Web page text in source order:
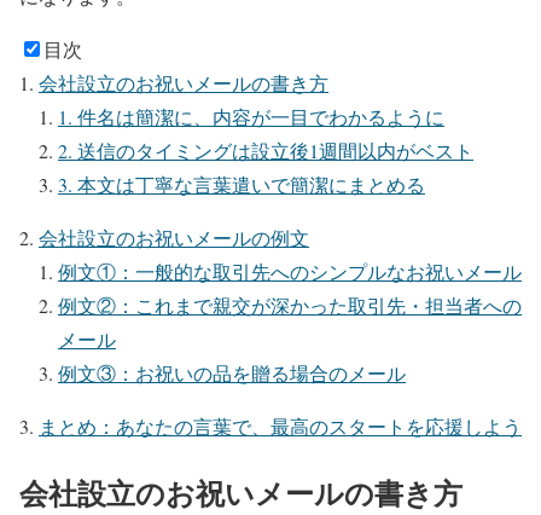
目次
会社設立のお祝いメールの書き方
1. 件名は簡潔に、内容が一目でわかるように
2. 送信のタイミングは設立後1週間以内がベスト
3. 本文は丁寧な言葉遣いで簡潔にまとめる
会社設立のお祝いメールの例文
例文①：一般的な取引先へのシンプルなお祝いメール
例文②：これまで親交が深かった取引先・担当者への
メール
例文③：お祝いの品を贈る場合のメール
まとめ：あなたの言葉で、最高のスタートを応援しよう
会社設立のお祝いメールの書き方